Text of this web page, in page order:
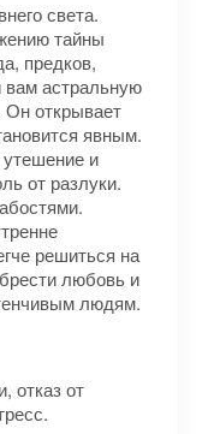
света.
тайны
предков,
вам астральную
открывает
явным.
и
от разлуки.
решиться на
любовь и
людям.
отказ от